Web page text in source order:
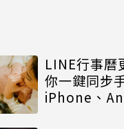
LINE行事曆
你一鍵同步
iPhone、